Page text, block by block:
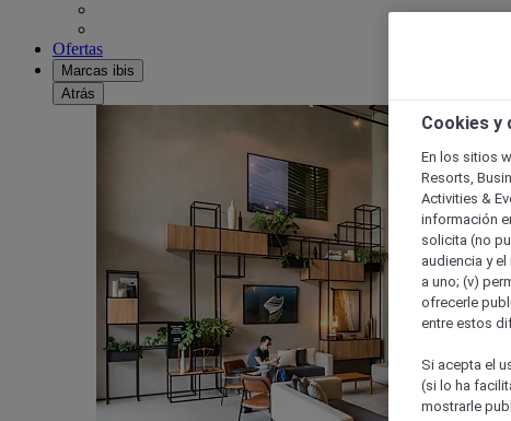
Ofertas
Marcas ibis
Atrás
Cookies y
En los sitios
Resorts,
Activities &
información
solicita (no
audiencia y
a uno; (v)
ofrecerle
entre estos
Si acepta el
(si lo ha
mostrarle